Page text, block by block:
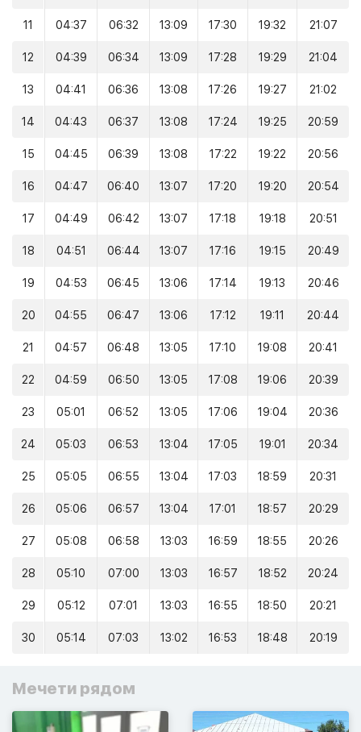
11 04:37 06:32 13:09 17:30 19:32 21:07
12 04:39 06:34 13:09 17:28 19:29 21:04
13 04:41 06:36 13:08 17:26 19:27 21:02
14 04:43 06:37 13:08 17:24 19:25 20:59
15 04:45 06:39 13:08 17:22 19:22 20:56
16 04:47 06:40 13:07 17:20 19:20 20:54
17 04:49 06:42 13:07 17:18 19:18 20:51
18 04:51 06:44 13:07 17:16 19:15 20:49
19 04:53 06:45 13:06 17:14 19:13 20:46
20 04:55 06:47 13:06 17:12 19:11 20:44
21 04:57 06:48 13:05 17:10 19:08 20:41
22 04:59 06:50 13:05 17:08 19:06 20:39
23 05:01 06:52 13:05 17:06 19:04 20:36
24 05:03 06:53 13:04 17:05 19:01 20:34
25 05:05 06:55 13:04 17:03 18:59 20:31
26 05:06 06:57 13:04 17:01 18:57 20:29
27 05:08 06:58 13:03 16:59 18:55 20:26
28 05:10 07:00 13:03 16:57 18:52 20:24
29 05:12 07:01 13:03 16:55 18:50 20:21
30 05:14 07:03 13:02 16:53 18:48 20:19
Мечети рядом